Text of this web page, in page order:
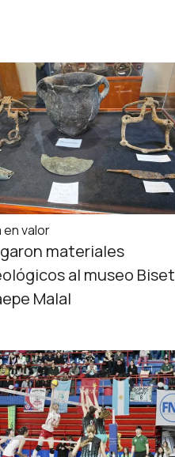
valor
materiales
al museo Biset
Malal